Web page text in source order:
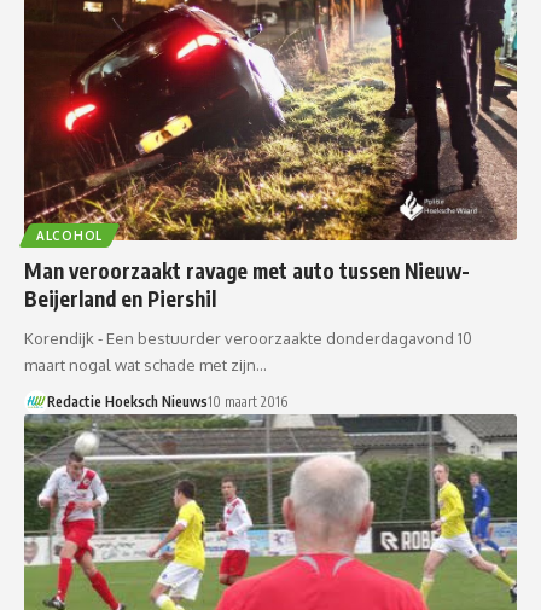
ALCOHOL
Man veroorzaakt ravage met auto tussen Nieuw-
Beijerland en Piershil
Korendijk - Een bestuurder veroorzaakte donderdagavond 10
maart nogal wat schade met zijn…
Redactie Hoeksch Nieuws10 maart 2016